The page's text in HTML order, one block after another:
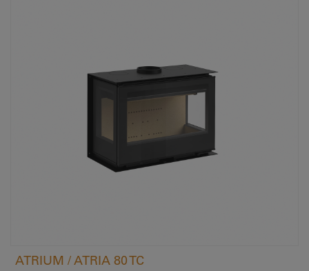
ATRIUM / ATRIA 80 TC